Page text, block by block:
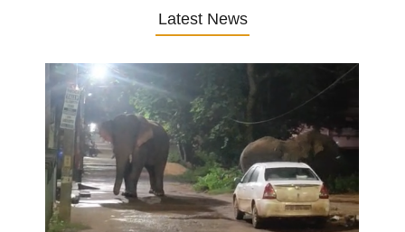
Latest News